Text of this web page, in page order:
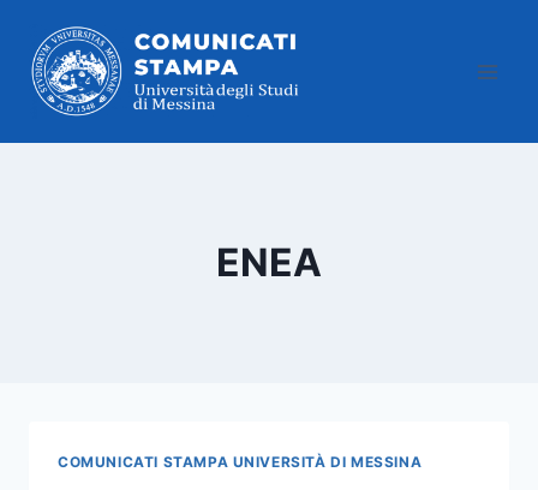
contenuto
ENEA
COMUNICATI STAMPA UNIVERSITÀ DI MESSINA